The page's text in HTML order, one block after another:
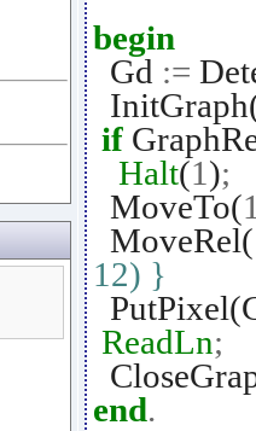
begin
Gd :=
if
Halt(1 );
MoveTo(
MoveRel(
12) }
ReadLn;
end.